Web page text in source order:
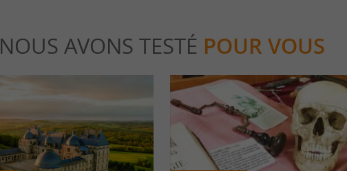
NOUS AVONS TESTÉ POUR VOUS